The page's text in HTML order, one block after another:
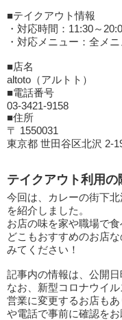
■テイクアウト情報
・対応時間：11:30～
・対応メニュー：全メ
■店名
altoto（アルトト）
■電話番号
03-3421-9158
■住所
〒 1550031
東京都 世田谷区北沢 2-
テイクアウト利用
今回は、カレーの街下
を紹介しました。
お店の味を家や職場で
どこもおすすめのお店
みてください！
記事内の情報は、公開日
なお、新型コロナウイ
営業に変更するお店も
や電話で事前に確認をお